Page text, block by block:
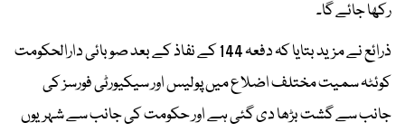
رکھا جائے گا۔
ذرائع نے مزید بتایا کہ دفعہ 144 کے نفاذ کے بعد صوبائی دارالحکومت
کوئٹہ سمیت مختلف اضلاع میں پولیس اور سیکیورٹی فورسز کی
جانب سے گشت بڑھا دی گئی ہے اور حکومت کی جانب سے شہریوں